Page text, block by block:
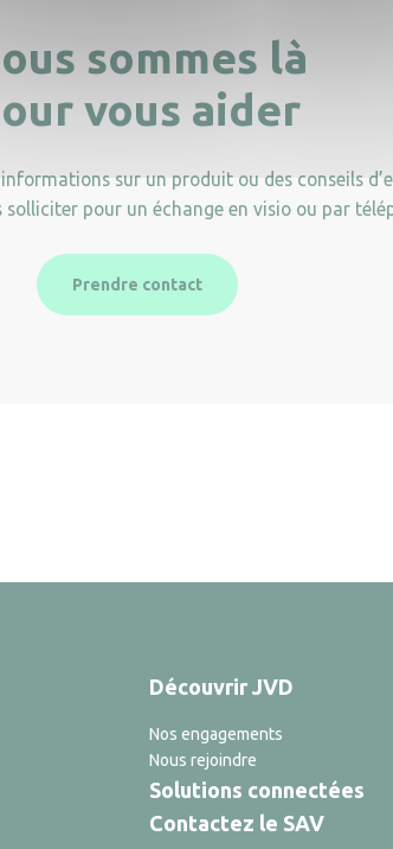
sommes là
vous aider
sur un produit ou des conseils
solliciter pour un échange en visio ou par
Prendre contact
Découvrir JVD
Nos engagements
Nous rejoindre
Solutions connectées
Contactez le SAV